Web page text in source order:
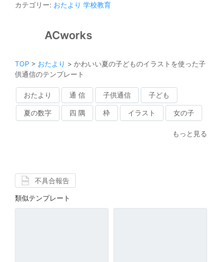
カテゴリー: おたより 学校教育
ACworks
TOP > おたより > かわいい夏の子どものイラストを使った子
供通信のテンプレート
おたより 通 信 子供通信 子ども
夏の数字 四 隅 枠 イラスト 女の子
もっと見る
不具合報告
類似テンプレート